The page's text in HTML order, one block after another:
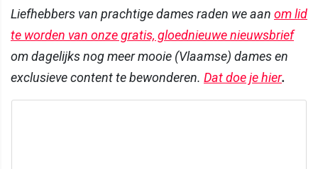
Liefhebbers van prachtige dames raden we aan om lid
te worden van onze gratis, gloednieuwe nieuwsbrief
om dagelijks nog meer mooie (Vlaamse) dames en
exclusieve content te bewonderen. Dat doe je hier.